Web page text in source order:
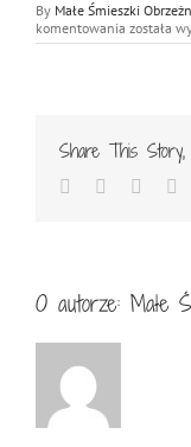
By Małe Śmieszki
komentowania IMG_8095
została
Share This Story,
Facebook
TwitterReddit
O autorze: Małe